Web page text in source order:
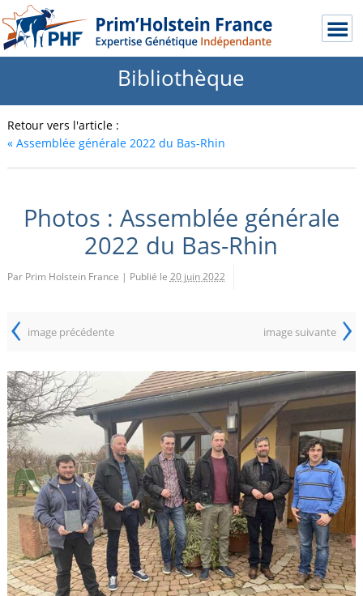
Bibliothèque
Retour vers l'article :
«Assemblée générale 2022 du Bas-Rhin
Photos : Assemblée générale
2022 du Bas-Rhin
Par Prim Holstein France | Publié le 20 juin 2022
‹ image précédente image suivante ›